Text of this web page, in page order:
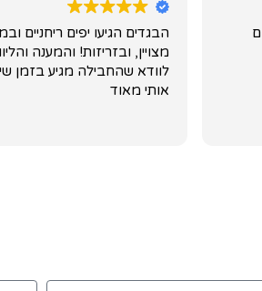
הבגדים הגיעו יפים ריחניים
מצויין, ובזריזות! והמענה והליווי
לוודא שהחבילה מגיע בזמן
אותי מאוד